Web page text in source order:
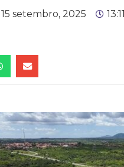
15 setembro, 2025 13:11